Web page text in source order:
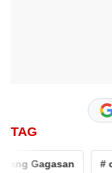
TAG
Gagasan #